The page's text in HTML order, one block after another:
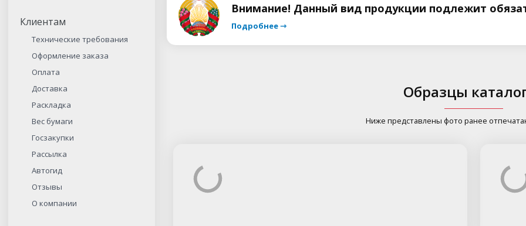
Клиентам
Технические требования
Оформление заказа
Оплата
Доставка
Раскладка
Вес бумаги
Госзакупки
Рассылка
Автогид
Отзывы
О компании
Внимание! Данный вид продукции подлежит
Подробнее ⇾
Образцы
Ниже представлены фото ранее